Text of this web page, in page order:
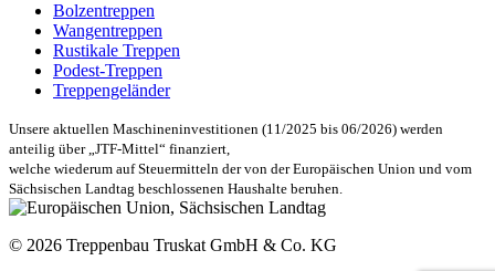
Bolzentreppen
Wangentreppen
Rustikale Treppen
Podest-Treppen
Treppengeländer
Unsere aktuellen Maschineninvestitionen (11/2025 bis 06/2026) werden
anteilig über „JTF-Mittel“ finanziert,
welche wiederum auf Steuermitteln der von der Europäischen Union und vom
Sächsischen Landtag beschlossenen Haushalte beruhen.
© 2026 Treppenbau Truskat GmbH & Co. KG